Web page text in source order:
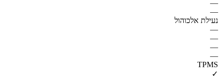
—
—
נעילת אלכוהול
—
—
—
—
TPMS
✓